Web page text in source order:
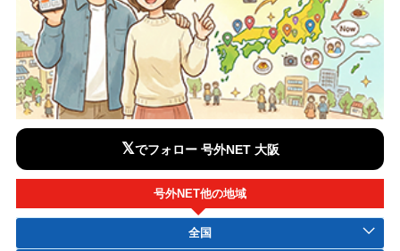
𝕏でフォロー 号外NET 大阪
号外NET他の地域
全国